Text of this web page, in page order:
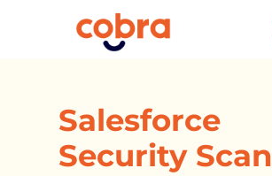
Salesforce
Security Scan